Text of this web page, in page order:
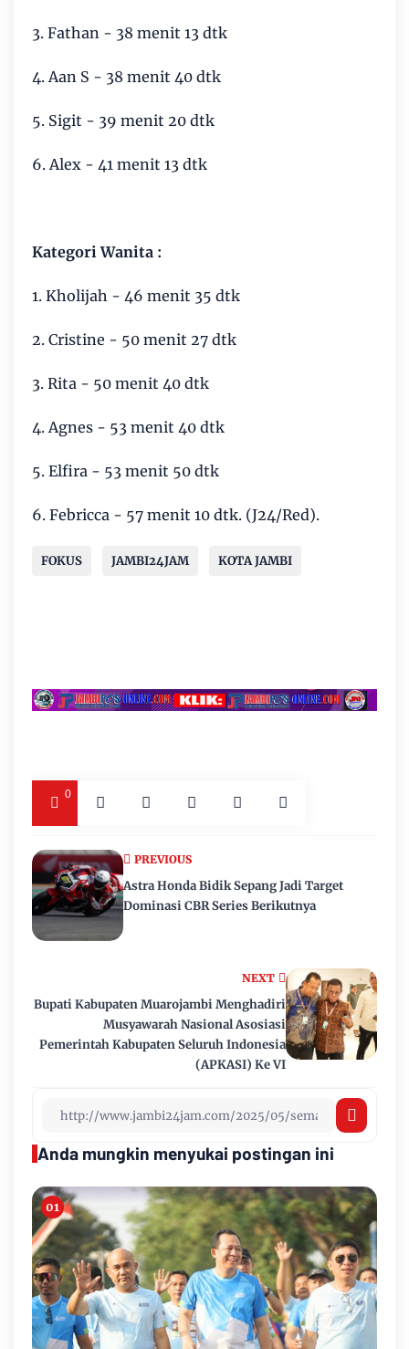
3. Fathan - 38 menit 13 dtk
4. Aan S - 38 menit 40 dtk
5. Sigit - 39 menit 20 dtk
6. Alex - 41 menit 13 dtk
Kategori Wanita :
1. Kholijah - 46 menit 35 dtk
2. Cristine - 50 menit 27 dtk
3. Rita - 50 menit 40 dtk
4. Agnes - 53 menit 40 dtk
5. Elfira - 53 menit 50 dtk
6. Febricca - 57 menit 10 dtk. (J24/Red).
FOKUS JAMBI24JAM KOTA JAMBI
0
NEXT
Bupati Kabupaten Muarojambi Menghadiri
Musyawarah Nasional Asosiasi
Pemerintah Kabupaten Seluruh Indonesia
(APKASI) Ke VI
PREVIOUS
Astra Honda Bidik Sepang Jadi Target
Dominasi CBR Series Berikutnya
Anda mungkin menyukai postingan ini